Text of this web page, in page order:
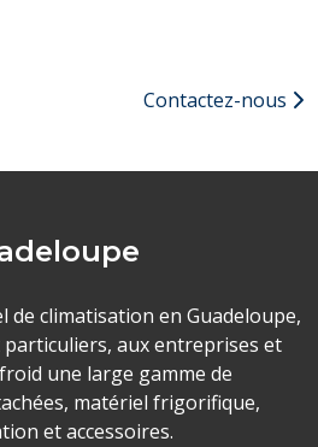
Contactez-nous
de climatisation en Guadeloupe,
particuliers, aux entreprises et
une large gamme de
matériel frigorifique,
et accessoires.